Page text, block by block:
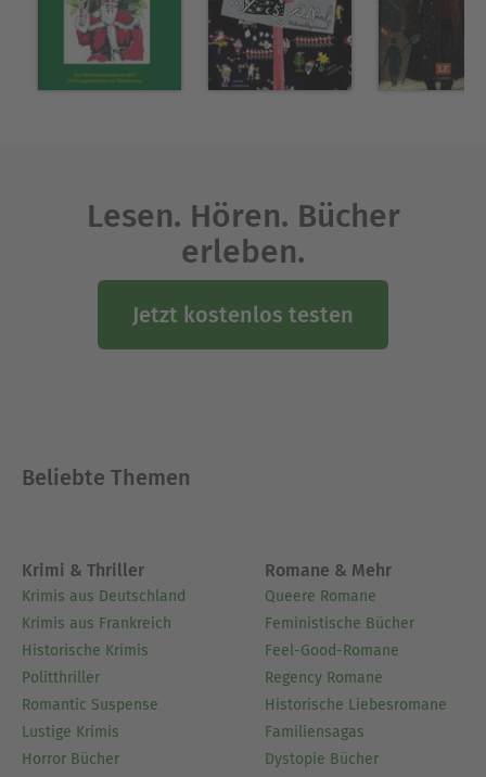
Lesen. Hören. Bücher
erleben.
Jetzt kostenlos testen
Beliebte Themen
Krimi & Thriller
Krimis aus Deutschland
Krimis aus Frankreich
Historische Krimis
Politthriller
Romantic Suspense
Lustige Krimis
Horror Bücher
Romane & Mehr
Queere Romane
Feministische Bücher
Feel-Good-Romane
Regency Romane
Historische Liebesromane
Familiensagas
Dystopie Bücher